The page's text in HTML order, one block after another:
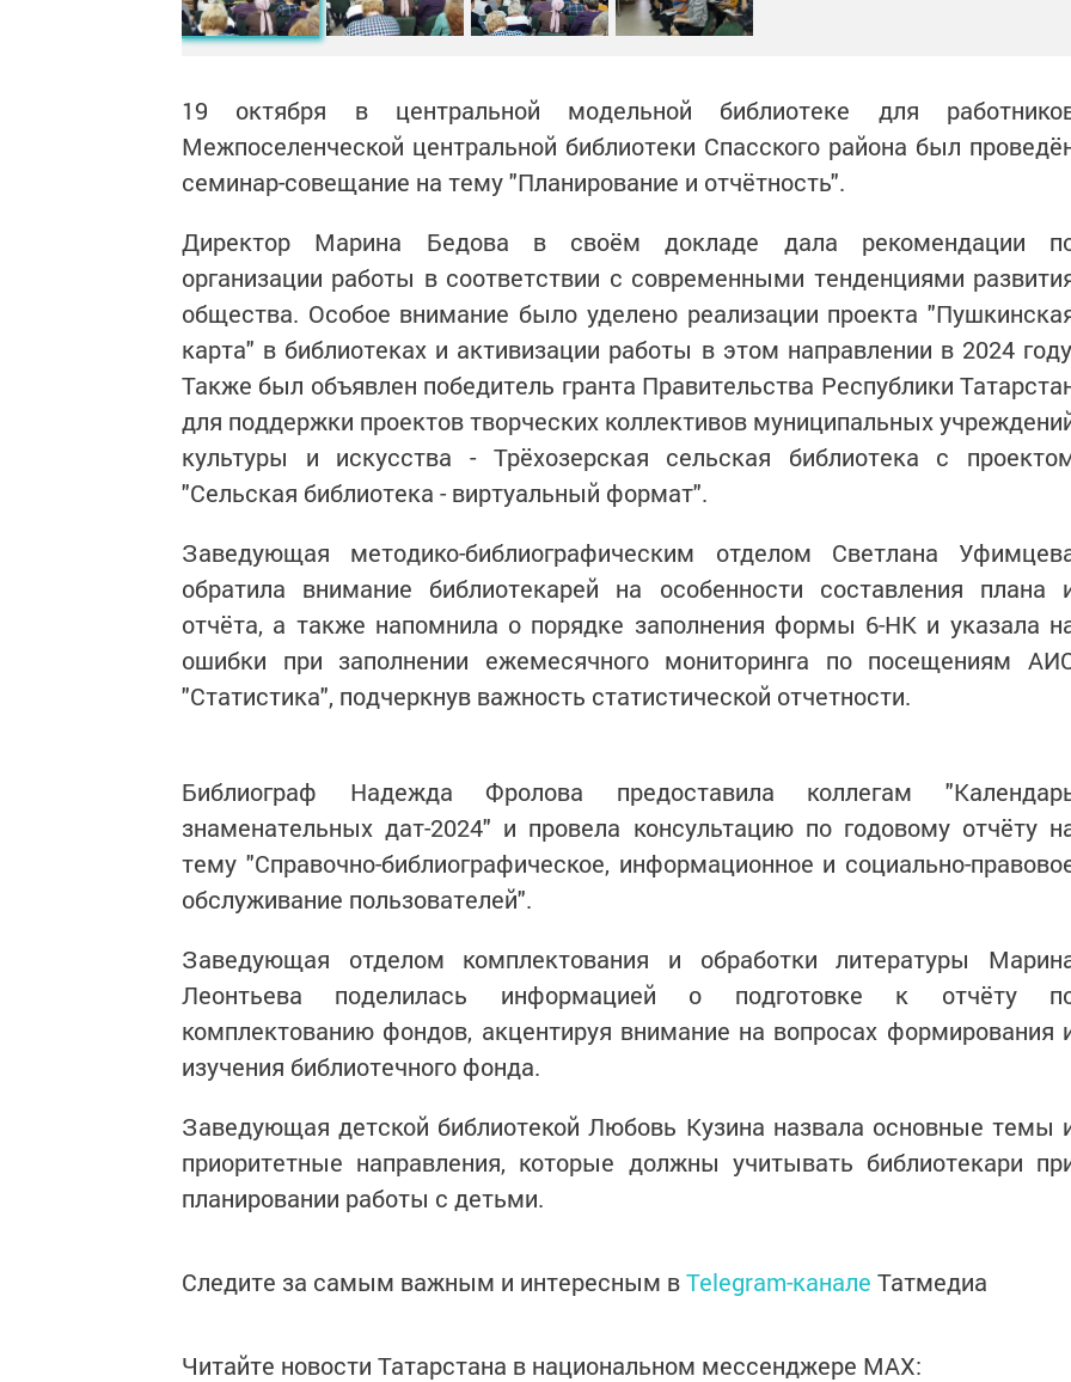
19 октября в центральной модельной библиотеке для
Межпоселенческой центральной библиотеки Спасского района был
семинар-совещание на тему "Планирование и отчётность".
Директор Марина Бедова в своём докладе дала рекомендации
организации работы в соответствии с современными тенденциями
общества. Особое внимание было уделено реализации проекта
карта" в библиотеках и активизации работы в этом направлении в 2024
Также был объявлен победитель гранта Правительства Республики
для поддержки проектов творческих коллективов муниципальных
культуры и искусства - Трёхозерская сельская библиотека с
"Сельская библиотека - виртуальный формат".
Заведующая методико-библиографическим отделом Светлана
обратила внимание библиотекарей на особенности составления плана
отчёта, а также напомнила о порядке заполнения формы 6-НК и указала
ошибки при заполнении ежемесячного мониторинга по посещениям
"Статистика", подчеркнув важность статистической отчетности.
Библиограф Надежда Фролова предоставила коллегам
знаменательных дат-2024" и провела консультацию по годовому отчёту
тему "Справочно-библиографическое, информационное и социально-
обслуживание пользователей".
Заведующая отделом комплектования и обработки литературы
Леонтьева поделилась информацией о подготовке к отчёту
комплектованию фондов, акцентируя внимание на вопросах формирования
изучения библиотечного фонда.
Заведующая детской библиотекой Любовь Кузина назвала основные темы
приоритетные направления, которые должны учитывать библиотекари
планировании работы с детьми.
Следите за самым важным и интересным вTelegram-канале Татмедиа
Читайте новости Татарстана в национальном мессенджере MАХ: